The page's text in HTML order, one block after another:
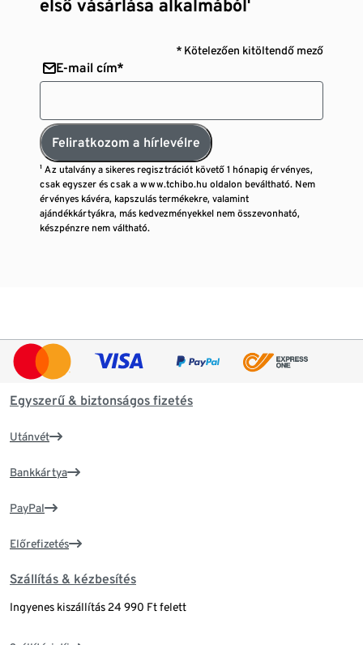
első vásárlása alkalmából¹
* Kötelezően kitöltendő mező
E-mail cím*
Feliratkozom a hírlevélre
¹ Az utalvány a sikeres regisztrációt követő 1 hónapig érvényes,
csak egyszer és csak a www.tchibo.hu oldalon beváltható. Nem
érvényes kávéra, kapszulás termékekre, valamint
ajándékkártyákra, más kedvezményekkel nem összevonható,
készpénzre nem váltható.
Egyszerű & biztonságos fizetés
Utánvét
Bankkártya
PayPal
Előrefizetés
Szállítás & kézbesítés
Ingyenes kiszállítás 24 990 Ft felett